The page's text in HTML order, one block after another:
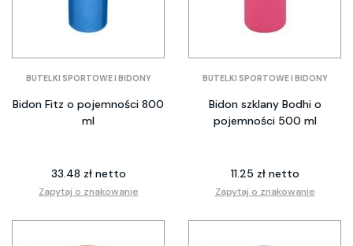
BUTELKI SPORTOWE I BIDONY
Bidon Fitz o pojemności 800
ml
33.48 zł netto
Zapytaj o znakowanie
BUTELKI SPORTOWE I BIDONY
Bidon szklany Bodhi o
pojemności 500 ml
11.25 zł netto
Zapytaj o znakowanie